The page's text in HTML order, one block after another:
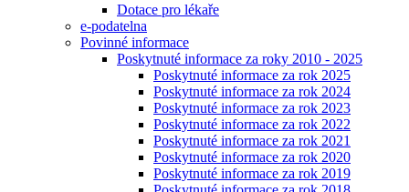
Dotace pro lékaře
e-podatelna
Povinné informace
Poskytnuté informace za roky 2010 - 2025
Poskytnuté informace za rok 2025
Poskytnuté informace za rok 2024
Poskytnuté informace za rok 2023
Poskytnuté informace za rok 2022
Poskytnuté informace za rok 2021
Poskytnuté informace za rok 2020
Poskytnuté informace za rok 2019